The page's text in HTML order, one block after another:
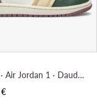
Snīkeri · Air Jordan 1 · Daudzkrāsains
€